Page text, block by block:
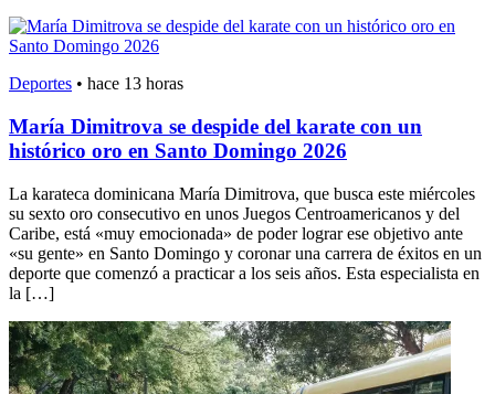
Deportes • hace 13 horas
María Dimitrova se despide del karate con un
histórico oro en Santo Domingo 2026
La karateca dominicana María Dimitrova, que busca este miércoles
su sexto oro consecutivo en unos Juegos Centroamericanos y del
Caribe, está «muy emocionada» de poder lograr ese objetivo ante
«su gente» en Santo Domingo y coronar una carrera de éxitos en un
deporte que comenzó a practicar a los seis años. Esta especialista en
la […]